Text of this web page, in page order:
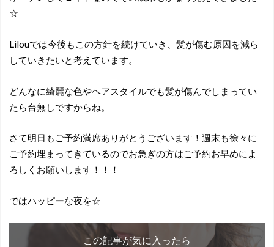
☆
Lilouでは今後もこの方針を続けていき、髪が傷む原因を減ら
していきたいと考えています。
どんなに綺麗な色やヘアスタイルでも髪が傷んでしまってい
たら台無しですからね。
さて明日もご予約満席ありがとうございます！週末も徐々に
ご予約埋まってきているのでお急ぎの方はご予約お早めによ
ろしくお願いします！！！
ではハッピーな夜を☆
この記事が気に入ったら